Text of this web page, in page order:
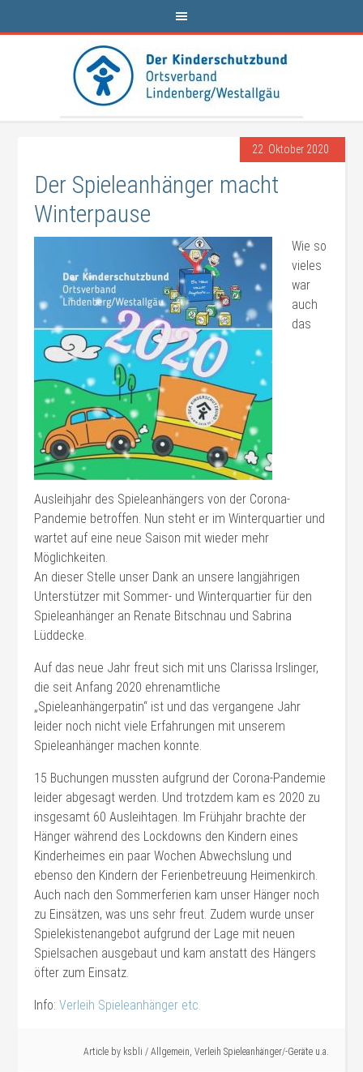
22. Oktober 2020
Der Spieleanhänger macht
Winterpause
Wie so
vieles
war
auch
das
Ausleihjahr des Spieleanhängers von der Corona-
Pandemie betroffen. Nun steht er im Winterquartier und
wartet auf eine neue Saison mit wieder mehr
Möglichkeiten.
An dieser Stelle unser Dank an unsere langjährigen
Unterstützer mit Sommer- und Winterquartier für den
Spieleanhänger an Renate Bitschnau und Sabrina
Lüddecke.
Auf das neue Jahr freut sich mit uns Clarissa Irslinger,
die seit Anfang 2020 ehrenamtliche
„Spieleanhängerpatin“ ist und das vergangene Jahr
leider noch nicht viele Erfahrungen mit unserem
Spieleanhänger machen konnte.
15 Buchungen mussten aufgrund der Corona-Pandemie
leider abgesagt werden. Und trotzdem kam es 2020 zu
insgesamt 60 Ausleihtagen. Im Frühjahr brachte der
Hänger während des Lockdowns den Kindern eines
Kinderheimes ein paar Wochen Abwechslung und
ebenso den Kindern der Ferienbetreuung Heimenkirch.
Auch nach den Sommerferien kam unser Hänger noch
zu Einsätzen, was uns sehr freut. Zudem wurde unser
Spielekistenangebot aufgrund der Lage mit neuen
Spielsachen ausgebaut und kam anstatt des Hängers
öfter zum Einsatz.
Info:Verleih Spieleanhänger etc.
Article by ksbli / Allgemein, Verleih Spieleanhänger/-Geräte u.a.